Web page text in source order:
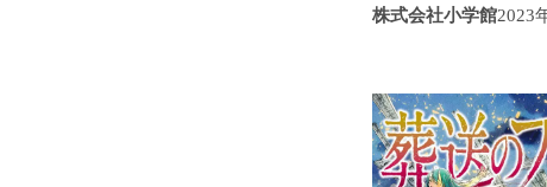
株式会社小学館2023